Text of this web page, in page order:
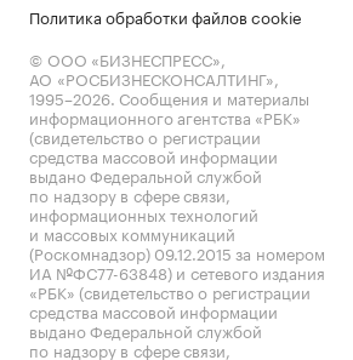
Политика обработки файлов cookie
© ООО «БИЗНЕСПРЕСС»,
АО «РОСБИЗНЕСКОНСАЛТИНГ»,
1995–2026. Сообщения и материалы
информационного агентства «РБК»
(свидетельство о регистрации
средства массовой информации
выдано Федеральной службой
по надзору в сфере связи,
информационных технологий
и массовых коммуникаций
(Роскомнадзор) 09.12.2015 за номером
ИА №ФС77-63848) и сетевого издания
«РБК» (свидетельство о регистрации
средства массовой информации
выдано Федеральной службой
по надзору в сфере связи,